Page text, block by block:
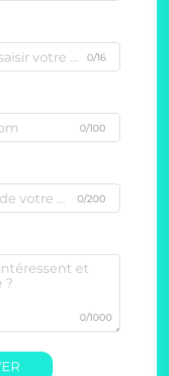
0/16
0/100
0/200
0/1000